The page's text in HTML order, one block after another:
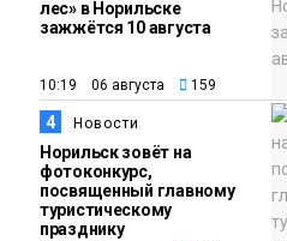
заплыв X-
12 км
15:00
05 августа
Фото
Юбилейный
собрал в
более 120
всей
лес» в Норильске
зажжётся 10 августа
10:19 06 августа 159
4 Новости
Норильск зовёт на
фотоконкурс,
посвященный главному
туристическому
празднику